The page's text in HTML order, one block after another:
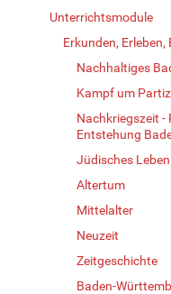
Unterrichtsmodule
Erkunden,
Nachhaltiges
Kampf um
Nachkriegszeit -
Entstehung
Jüdisches
Altertum
Mittelalter
Neuzeit
Zeitgeschichte
Baden-